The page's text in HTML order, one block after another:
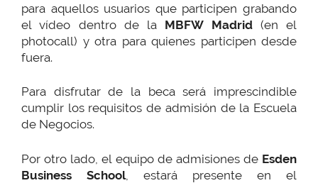
para aquellos usuarios que participen grabando
el vídeo dentro de la MBFW Madrid(en el
photocall) y otra para quienes participen desde
fuera.
Para disfrutar de la beca será imprescindible
cumplir los requisitos de admisión de la Escuela
de Negocios.
Por otro lado, el equipo de admisiones de Esden
Business School, estará presente en el